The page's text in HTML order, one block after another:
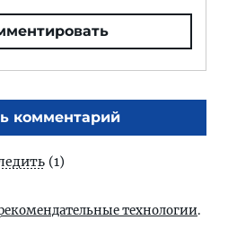
комментарий
(1)
технологии.